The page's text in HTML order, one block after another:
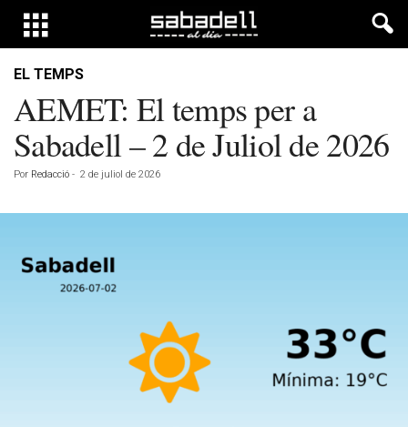
EL TEMPS
AEMET: El temps per a
Sabadell – 2 de Juliol de 2026
Por Redacció - 2 de juliol de 2026